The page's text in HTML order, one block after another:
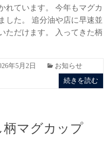
れています。 今年もマグカ
した。 追分油や店に早速並
ただけます。 入ってきた柄
年5月2日
お知らせ
続きを読む
柄マグカップ